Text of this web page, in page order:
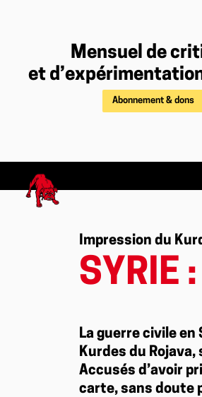
Mensuel de
et
Abonnement & dons
Impression du
SYRIE
La guerre civile en
Kurdes du
Accusés d’avoir
carte, sans doute